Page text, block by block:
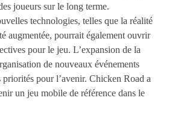
joueurs sur le long terme.
technologies, telles que la réalité
augmentée, pourrait également ouvrir
pour le jeu. L’expansion de la
de nouveaux événements
priorités pour l’avenir. Chicken Road a
un jeu mobile de référence dans le